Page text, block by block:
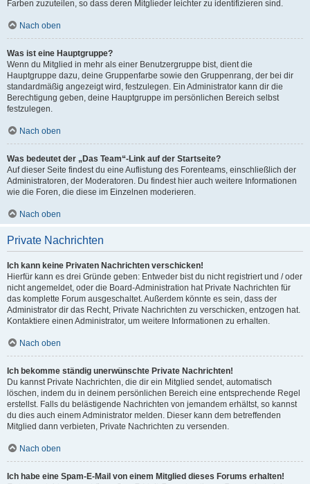
Farben zuzuteilen, so dass deren Mitglieder leichter zu identifizieren sind.
Nach oben
Was ist eine Hauptgruppe?
Wenn du Mitglied in mehr als einer Benutzergruppe bist, dient die
Hauptgruppe dazu, deine Gruppenfarbe sowie den Gruppenrang, der bei dir
standardmäßig angezeigt wird, festzulegen. Ein Administrator kann dir die
Berechtigung geben, deine Hauptgruppe im persönlichen Bereich selbst
festzulegen.
Nach oben
Was bedeutet der „Das Team“-Link auf der Startseite?
Auf dieser Seite findest du eine Auflistung des Forenteams, einschließlich der
Administratoren, der Moderatoren. Du findest hier auch weitere Informationen
wie die Foren, die diese im Einzelnen moderieren.
Nach oben
Private Nachrichten
Ich kann keine Privaten Nachrichten verschicken!
Hierfür kann es drei Gründe geben: Entweder bist du nicht registriert und / oder
nicht angemeldet, oder die Board-Administration hat Private Nachrichten für
das komplette Forum ausgeschaltet. Außerdem könnte es sein, dass der
Administrator dir das Recht, Private Nachrichten zu verschicken, entzogen hat.
Kontaktiere einen Administrator, um weitere Informationen zu erhalten.
Nach oben
Ich bekomme ständig unerwünschte Private Nachrichten!
Du kannst Private Nachrichten, die dir ein Mitglied sendet, automatisch
löschen, indem du in deinem persönlichen Bereich eine entsprechende Regel
erstellst. Falls du belästigende Nachrichten von jemandem erhältst, so kannst
du dies auch einem Administrator melden. Dieser kann dem betreffenden
Mitglied dann verbieten, Private Nachrichten zu versenden.
Nach oben
Ich habe eine Spam-E-Mail von einem Mitglied dieses Forums erhalten!